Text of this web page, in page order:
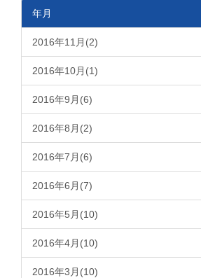
年月
2016年11月(2)
2016年10月(1)
2016年9月(6)
2016年8月(2)
2016年7月(6)
2016年6月(7)
2016年5月(10)
2016年4月(10)
2016年3月(10)